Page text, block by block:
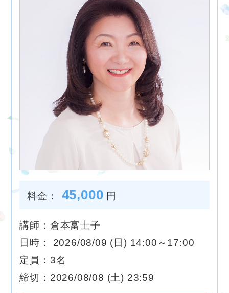
料金： 45,000 円
講師：倉本富士子
日時： 2026/08/09 (日) 14:00～17:00
定員：3名
締切：2026/08/08 (土) 23:59